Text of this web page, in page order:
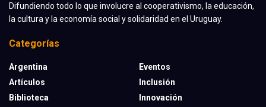
Difundiendo todo lo que involucre al cooperativismo, la educación,
la cultura y la economía social y solidaridad en el Uruguay.
Categorías
Argentina
Artículos
Biblioteca
Eventos
Inclusión
Innovación